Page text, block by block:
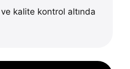
kalite kontrol altında